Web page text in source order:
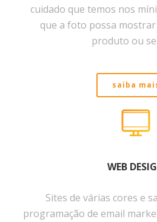
cuidado que temos nos
que a foto possa
produto ou
saiba
WEB
Sites de várias cores e
programação de email